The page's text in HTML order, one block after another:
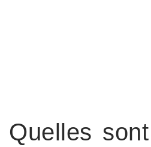
Quelles